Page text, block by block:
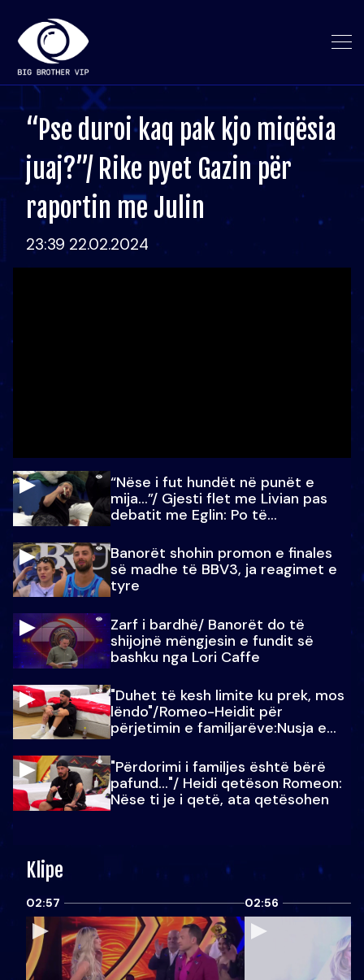
“Pse duroi kaq pak kjo miqësia
juaj?”/ Rike pyet Gazin për
raportin me Julin
23:39 22.02.2024
“Nëse i fut hundët në punët e
mija…”/ Gjesti flet me Livian pas
debatit me Eglin: Po të
Banorët shohin promon e finales
së madhe të BBV3, ja reagimet e
tyre
Zarf i bardhë/ Banorët do të
shijojnë mëngjesin e fundit së
bashku nga Lori Caffe
"Duhet të kesh limite ku prek, mos
lëndo"/Romeo-Heidit për
përjetimin e familjarëve:Nusja e
"Përdorimi i familjes është bërë
pafund…"/ Heidi qetëson Romeon:
Nëse ti je i qetë, ata qetësohen
Klipe
02:57 02:56